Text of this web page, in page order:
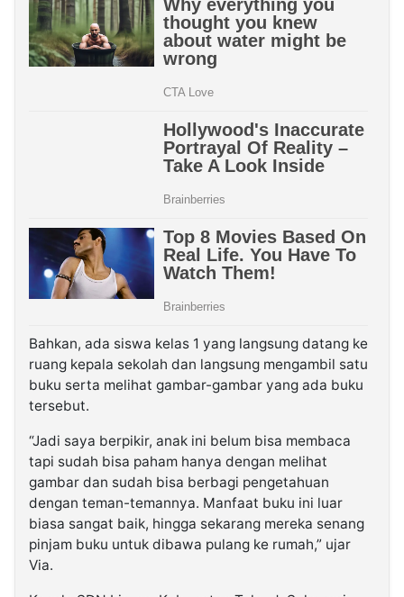
Bahkan, ada siswa kelas 1 yang langsung datang ke
ruang kepala sekolah dan langsung mengambil satu
buku serta melihat gambar-gambar yang ada buku
tersebut.
“Jadi saya berpikir, anak ini belum bisa membaca
tapi sudah bisa paham hanya dengan melihat
gambar dan sudah bisa berbagi pengetahuan
dengan teman-temannya. Manfaat buku ini luar
biasa sangat baik, hingga sekarang mereka senang
pinjam buku untuk dibawa pulang ke rumah,” ujar
Via.